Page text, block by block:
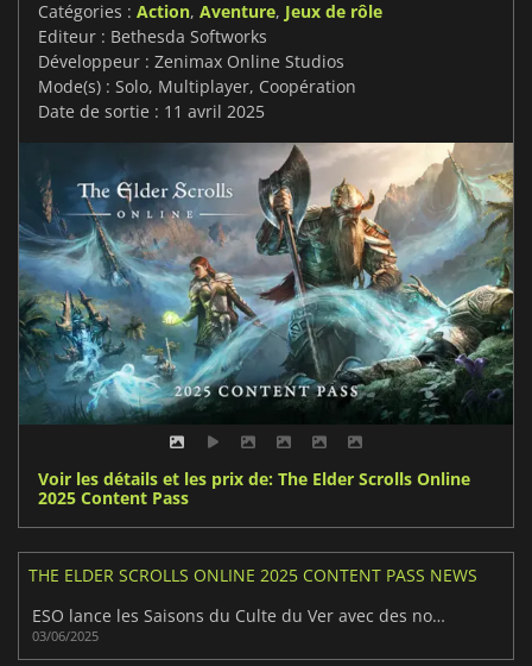
Catégories : Action, Aventure, Jeux de rôle
Editeur : Bethesda Softworks
Développeur : Zenimax Online Studios
Mode(s) : Solo, Multiplayer, Coopération
Date de sortie : 11 avril 2025
Voir les détails et les prix de: The Elder Scrolls Online
2025 Content Pass
THE ELDER SCROLLS ONLINE 2025 CONTENT PASS NEWS
ESO lance les Saisons du Culte du Ver avec des nouveautés clés
03/06/2025